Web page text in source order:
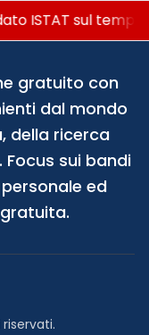
ISTAT sul tempo
gratuito con
dal mondo
della ricerca
sui bandi
ed